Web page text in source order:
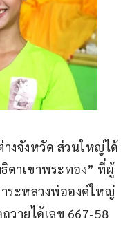
างจังหวัด ส่วนใหญ่ได้
ดาเขาพระทอง” ที่ผู้
ระหลวงพ่อองค์ใหญ่
ายได้เลข 667-58